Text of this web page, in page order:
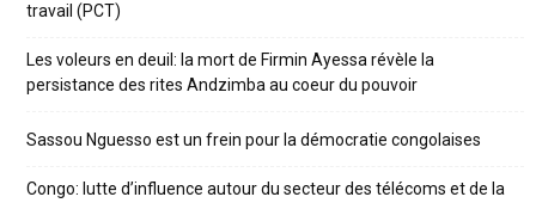
travail (PCT)
Les voleurs en deuil: la mort de Firmin Ayessa révèle la
persistance des rites Andzimba au coeur du pouvoir
Sassou Nguesso est un frein pour la démocratie congolaises
Congo: lutte d’influence autour du secteur des télécoms et de la